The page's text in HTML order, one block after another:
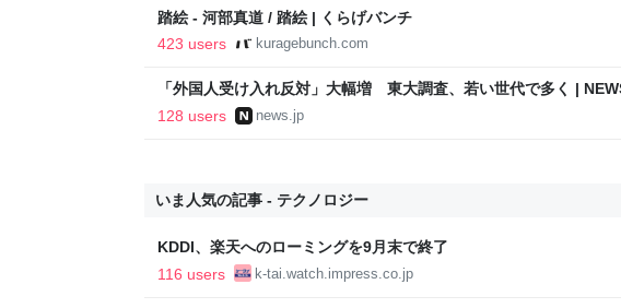
踏絵 - 河部真道 / 踏絵 | くらげバンチ
423 users
kuragebunch.com
「外国人受け入れ反対」大幅増 東大調査、若い世代で多く |
128 users
news.jp
いま人気の記事 - テクノロジー
KDDI、楽天へのローミングを9月末で終了
116 users
k-tai.watch.impress.co.jp